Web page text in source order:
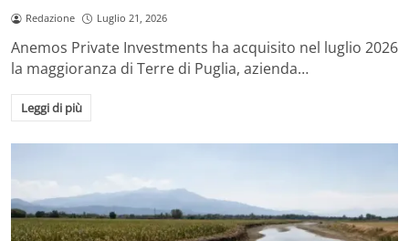
Redazione Luglio 21, 2026
Anemos Private Investments ha acquisito nel luglio 2026
la maggioranza di Terre di Puglia, azienda…
Leggi di più